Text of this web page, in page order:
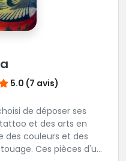
5.0 (7 avis)
de déposer ses
et des arts en
des couleurs et des
Ces pièces d'un